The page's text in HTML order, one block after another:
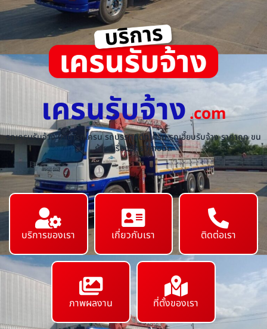
เครนรับจ้าง.com
รถเครนรับจ้าง ให้เช่ารถเครน รถบรรทุกติดเครน รถเฮี๊ยบรับจ้าง ราคาถูก ขน
ย้ายเครื่องจักร ทุกชนิด
บริการของเรา เกี่ยวกับเรา ติดต่อเรา
ภาพผลงาน ที่ตั้งของเรา